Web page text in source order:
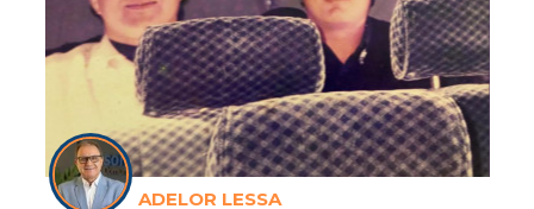
ADELOR LESSA